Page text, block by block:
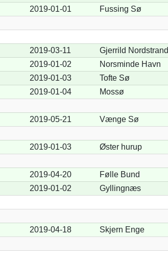
2019-01-01
Fussing Sø
2019-03-11
Gjerrild Nordstrand
2019-01-02
Norsminde Havn
2019-01-03
Tofte Sø
2019-01-04
Mossø
2019-05-21
Vænge Sø
2019-01-03
Øster hurup
2019-04-20
Følle Bund
2019-01-02
Gyllingnæs
2019-04-18
Skjern Enge